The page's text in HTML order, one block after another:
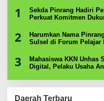
1
Sekda Pinrang Hadiri
Perkuat Komitmen
2
Harumkan Nama
Sulsel di Forum Pelajar
3
Mahasiswa KKN Unhas
Digital, Pelaku Usaha
Daerah Terbaru